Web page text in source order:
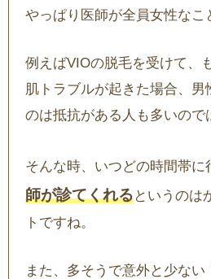
やっぱり医師が全員女性なこ
例えばVIOの脱毛を受けて、
肌トラブルが起きた場合、男
のは抵抗がある人も多いので
そんな時、いつどの時間帯に
師が診てくれるというのは
トですね。
また、多そうで意外と少な